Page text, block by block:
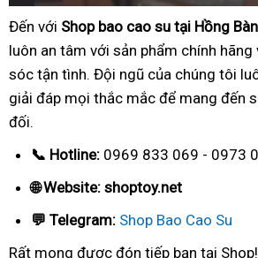
Đến với Shop bao cao su tại Hồng
luôn an tâm với sản phẩm chính hãng
sóc tận tình. Đội ngũ của chúng tôi
giải đáp mọi thắc mắc để mang đến
đối.
📞 Hotline: 0969 833 069 - 0973
🌐 Website: shoptoy.net
💬 Telegram: Shop Bao Cao Su
Rất mong được đón tiếp bạn tại Shop!